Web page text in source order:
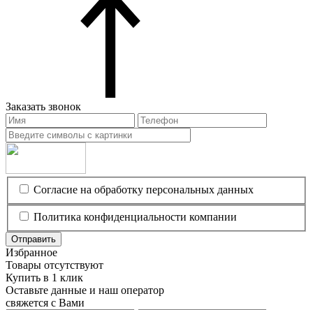
Заказать звонок
Согласие на обработку персональных данных
Политика конфиденциальности компании
Отправить
Избранное
Товары отсутствуют
Купить в 1 клик
Оставьте данные и наш оператор
свяжется с Вами